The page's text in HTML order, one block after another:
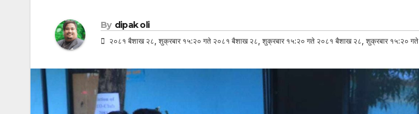
By dipak oli
२०८१ बैशाख २८, शुक्रबार १५:२० गते २०८१ बैशाख २८, शुक्रबार १५:२० गते २०८१ बैशाख २८, शुक्रबार १५:२० गते